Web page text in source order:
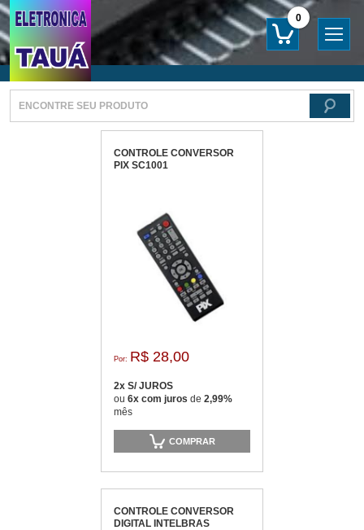
0
CONTROLE CONVERSOR
PIX SC1001
Por: R$ 28,00
2x S/ JUROS
ou 6x com juros de 2,99%
mês
COMPRAR
CONTROLE CONVERSOR
DIGITAL INTELBRAS